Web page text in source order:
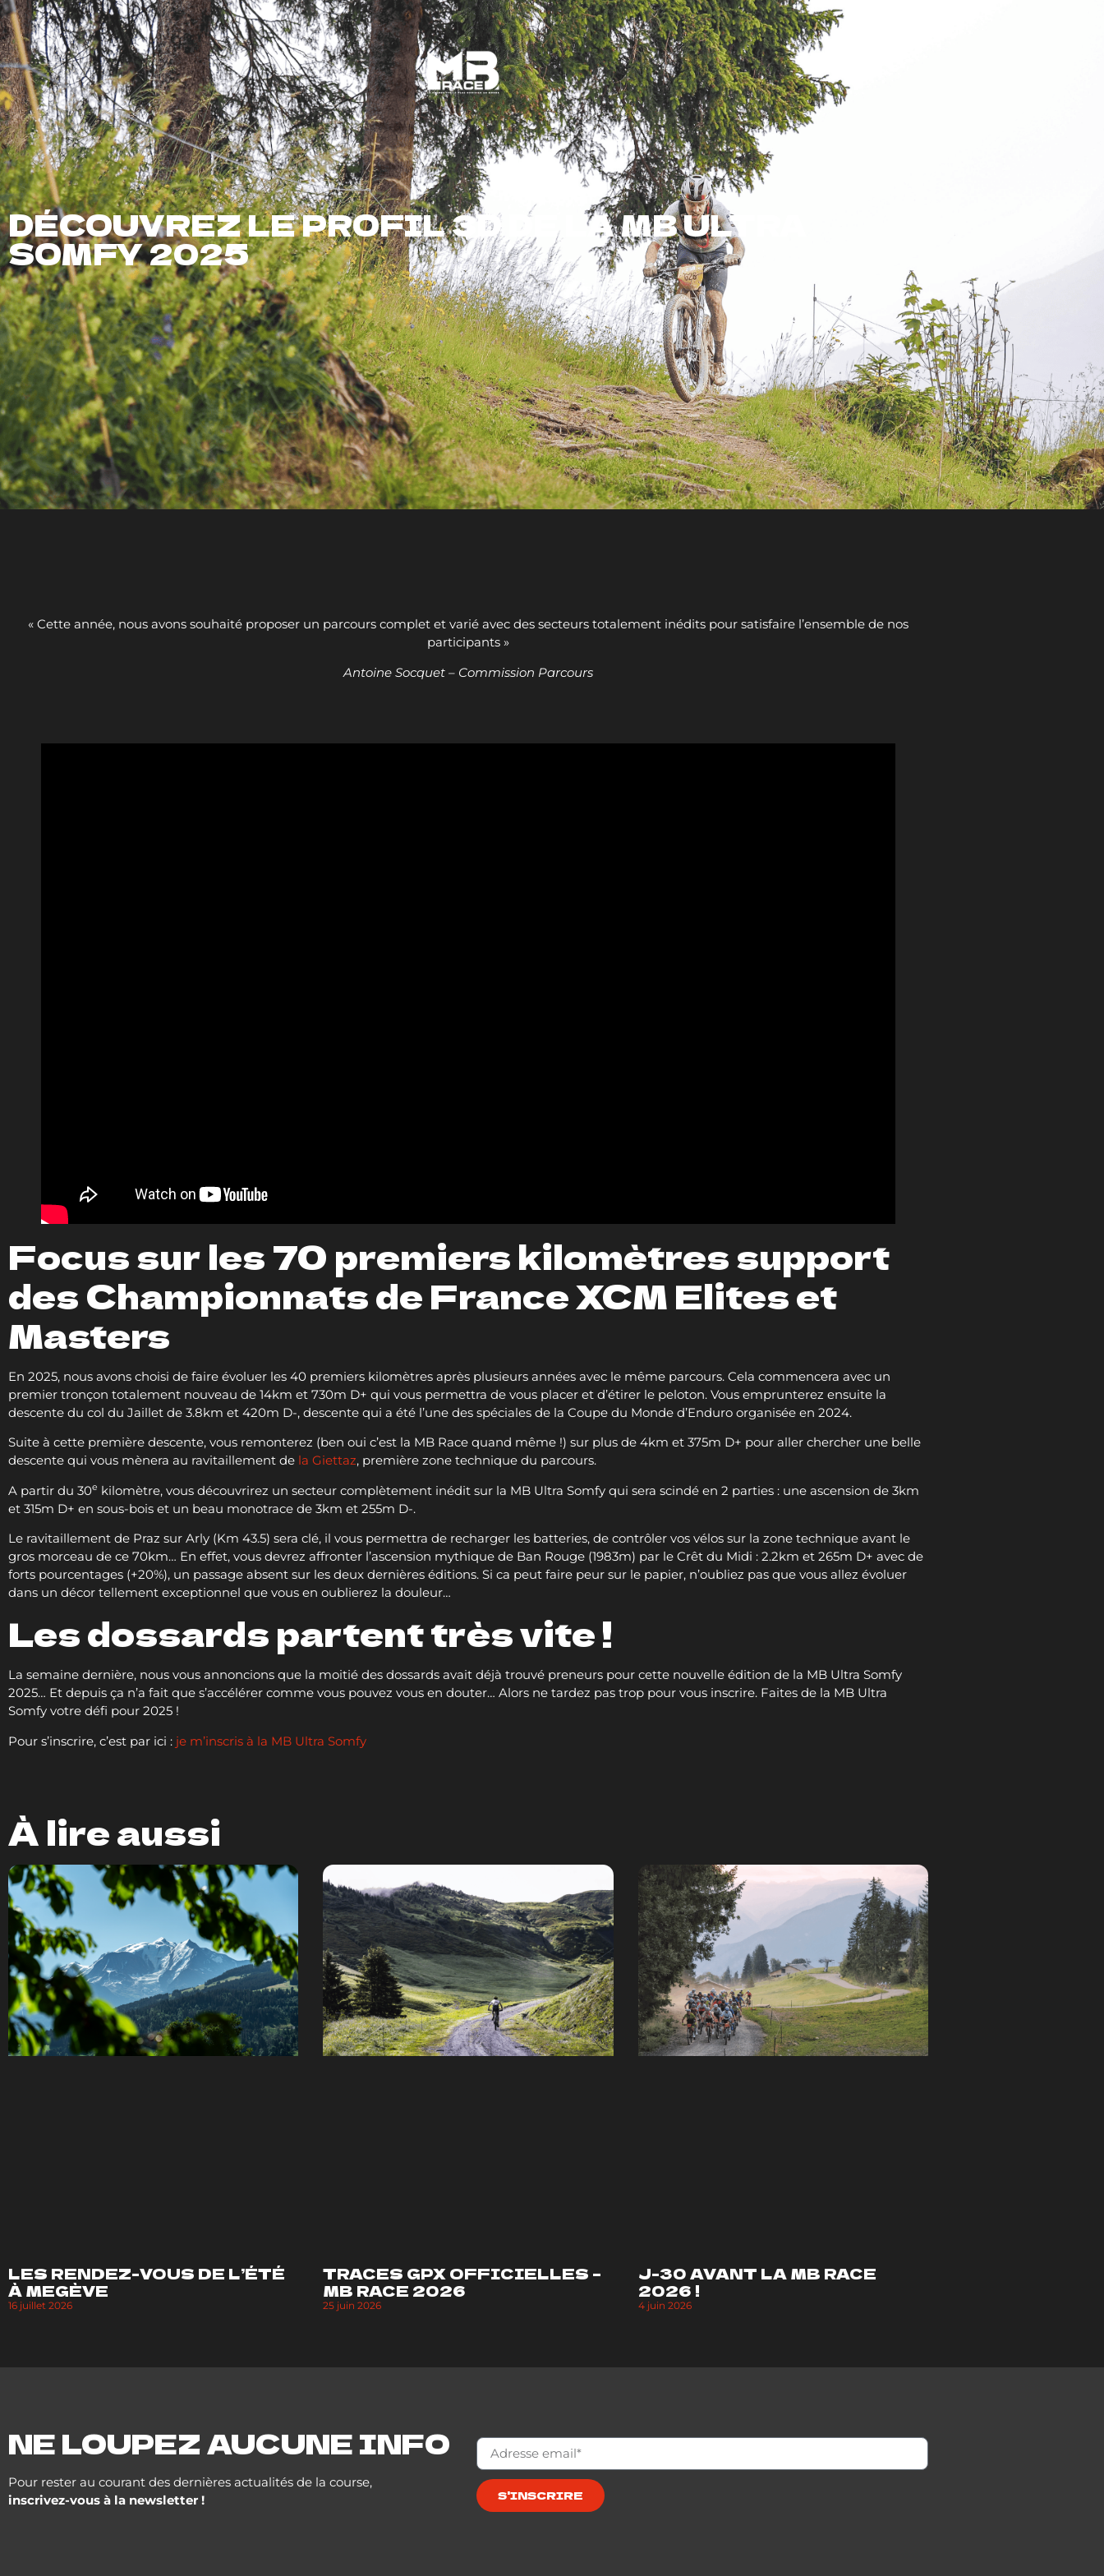
FR
Présentation Épreuves Infos Inscriptions Bénévoles MB à l’année Résultats Contact
DÉCOUVREZ LE PROFIL 3D DE LA MB ULTRA
SOMFY 2025
« Cette année, nous avons souhaité proposer un parcours complet et varié avec des secteurs totalement inédits pour satisfaire l’ensemble de nos
participants »
Antoine Socquet – Commission Parcours
Focus sur les 70 premiers kilomètres support
des Championnats de France XCM Elites et
Masters
En 2025, nous avons choisi de faire évoluer les 40 premiers kilomètres après plusieurs années avec le même parcours. Cela commencera avec un
premier tronçon totalement nouveau de 14km et 730m D+ qui vous permettra de vous placer et d’étirer le peloton. Vous emprunterez ensuite la
descente du col du Jaillet de 3.8km et 420m D-, descente qui a été l’une des spéciales de la Coupe du Monde d’Enduro organisée en 2024.
Suite à cette première descente, vous remonterez (ben oui c’est la MB Race quand même !) sur plus de 4km et 375m D+ pour aller chercher une belle
descente qui vous mènera au ravitaillement de la Giettaz, première zone technique du parcours.
A partir du 30e kilomètre, vous découvrirez un secteur complètement inédit sur la MB Ultra Somfy qui sera scindé en 2 parties : une ascension de 3km
et 315m D+ en sous-bois et un beau monotrace de 3km et 255m D-.
Le ravitaillement de Praz sur Arly (Km 43.5) sera clé, il vous permettra de recharger les batteries, de contrôler vos vélos sur la zone technique avant le
gros morceau de ce 70km… En effet, vous devrez affronter l’ascension mythique de Ban Rouge (1983m) par le Crêt du Midi : 2.2km et 265m D+ avec de
forts pourcentages (+20%), un passage absent sur les deux dernières éditions. Si ca peut faire peur sur le papier, n’oubliez pas que vous allez évoluer
dans un décor tellement exceptionnel que vous en oublierez la douleur…
Les dossards partent très vite !
La semaine dernière, nous vous annoncions que la moitié des dossards avait déjà trouvé preneurs pour cette nouvelle édition de la MB Ultra Somfy
2025… Et depuis ça n’a fait que s’accélérer comme vous pouvez vous en douter… Alors ne tardez pas trop pour vous inscrire. Faites de la MB Ultra
Somfy votre défi pour 2025 !
Pour s’inscrire, c’est par ici : je m’inscris à la MB Ultra Somfy
À lire aussi
LES RENDEZ-VOUS DE L’ÉTÉ
À MEGÈVE
16 juillet 2026
TRACES GPX OFFICIELLES –
MB RACE 2026
25 juin 2026
J-30 AVANT LA MB RACE
2026 !
4 juin 2026
NE LOUPEZ AUCUNE INFO
Pour rester au courant des dernières actualités de la course,
inscrivez-vous à la newsletter !
S'INSCRIRE